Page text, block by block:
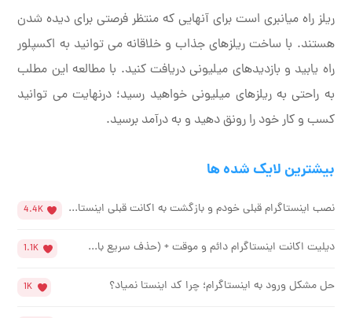
ریلز راه میانبری است برای آنهایی که منتظر فرصتی برای دیده شدن
هستند. با ساخت ریلزهای جذاب و خلاقانه می توانید به اکسپلور
راه یابید و بازدیدهای میلیونی دریافت کنید. با مطالعه این مطلب
به راحتی به ریلزهای میلیونی خواهید رسید؛ درنهایت می توانید
کسب و کار خود را رونق دهید و به درآمد برسید.
بیشترین لایک شده ها
نصب اینستاگرام قبلی خودم و بازگشت به اکانت قبلی اینستا... 4.4K
دیلیت اکانت اینستاگرام دائم و موقت + (حذف سریع با... 1.1K
حل مشکل ورود به اینستاگرام؛ چرا کد اینستا نمیاد؟ 1K